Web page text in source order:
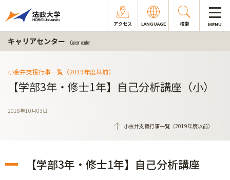
アクセス LANGUAGE 検索 MENU
キャリアセンター Career center
小金井支援行事一覧（2019年度以前）
【学部3年・修士1年】自己分析講座（小）
2018年10月03日
小金井支援行事一覧（2019年度以前）
【学部3年・修士1年】自己分析講座